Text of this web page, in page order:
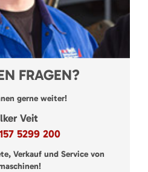
FRAGEN?
gerne weiter!
Veit
5299 200
Verkauf und Service von